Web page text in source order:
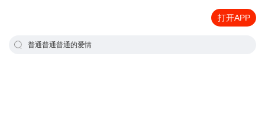
打开APP
普通普通普通的爱情